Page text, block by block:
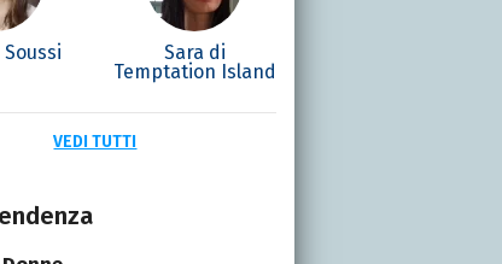
Sara di
Temptation Island
VEDI TUTTI